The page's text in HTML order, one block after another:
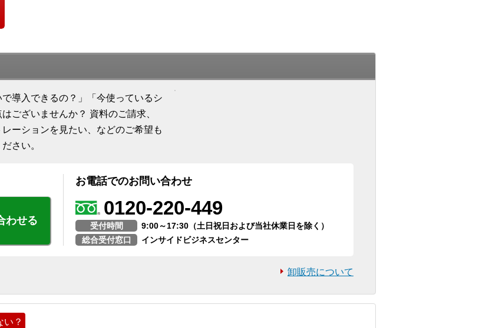
導入できるの？」「今使っているシ
ございませんか？ 資料のご請求、
ーションを見たい、などのご希望も
さい。
わせる
お電話でのお問い合わせ
0120-220-449
受付時間
9:00～17:30（土日祝日および当社休業日を除く）
総合受付窓口
インサイドビジネスセンター
卸販売について
い？